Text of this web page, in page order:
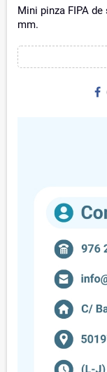
Mini pinza FIPA
mm.